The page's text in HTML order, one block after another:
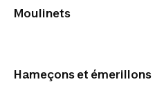
Moulinets
Hameçons et émerillons